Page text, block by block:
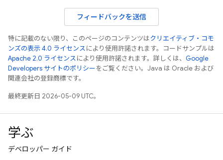
フィードバックを送信
特に記載のない限り、このページのコンテンツはクリエイティブ・コモ
ンズの表示 4.0 ライセンスにより使用許諾されます。コードサンプルは
Apache 2.0 ライセンスにより使用許諾されます。詳しくは、 Google
Developers サイトのポリシーをご覧ください。Java は Oracle および
関連会社の登録商標です。
最終更新日 2026-05-09 UTC。
学ぶ
デベロッパー ガイド